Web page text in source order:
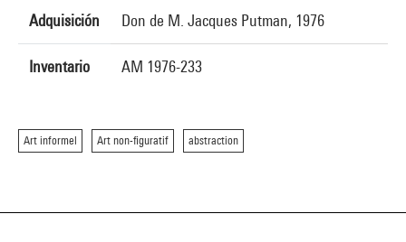
Adquisición Don de M. Jacques Putman, 1976
Inventario AM 1976-233
Art informel Art non-figuratif abstraction